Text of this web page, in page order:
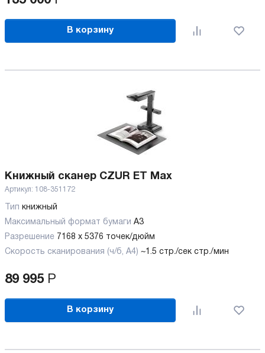
В корзину
Книжный сканер CZUR ET Max
Артикул: 108-351172
Тип книжный
Максимальный формат бумаги А3
Разрешение 7168 x 5376 точек/дюйм
Скорость сканирования (ч/б, А4) ~1.5 стр./сек стр./мин
89 995 Р
В корзину